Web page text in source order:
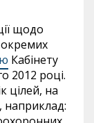
щодо
Кабінету
2012 році.
цілей, на
наприклад: